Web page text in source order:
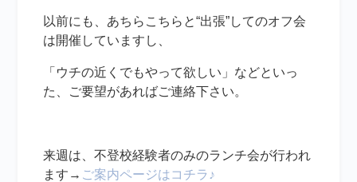
以前にも、あちらこちらと“出張”してのオフ会
は開催していますし、
「ウチの近くでもやって欲しい」などといっ
た、ご要望があればご連絡下さい。
来週は、不登校経験者のみのランチ会が行われ
ます→ ご案内ページはコチラ♪